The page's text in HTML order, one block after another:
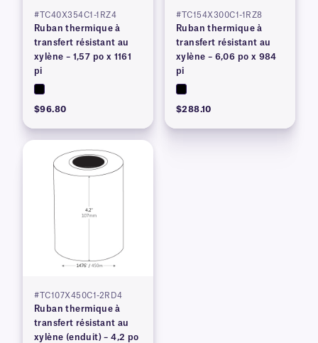
#TC40X354C1-1RZ4
Ruban thermique à
transfert résistant au
xylène – 1,57 po x 1161
pi
$96.80
#TC154X300C1-1RZ8
Ruban thermique à
transfert résistant au
xylène – 6,06 po x 984
pi
$288.10
#TC107X450C1-2RD4
Ruban thermique à
transfert résistant au
xylène (enduit) – 4,2 po